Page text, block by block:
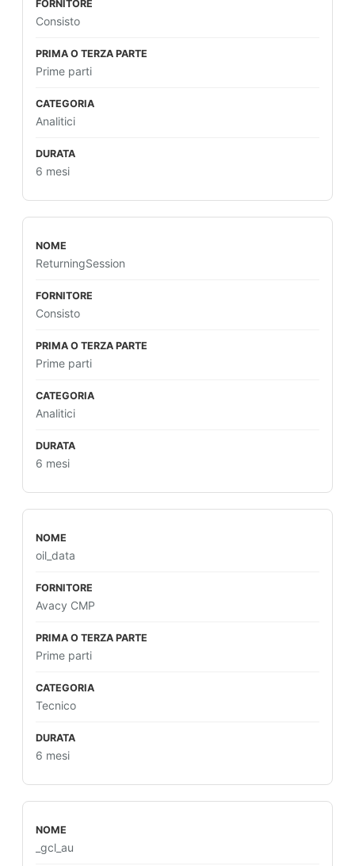
Consisto
Prime parti
Analitici
6 mesi
ReturningSession
Consisto
Prime parti
Analitici
6 mesi
oil_data
Avacy CMP
Prime parti
Tecnico
6 mesi
_gcl_au